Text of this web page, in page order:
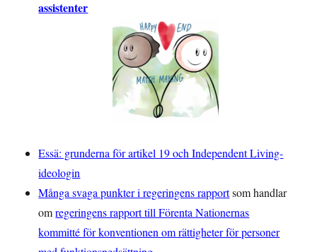
assistenter
Essä: grunderna för artikel 19 och Independent Living-
ideologin
Många svaga punkter i regeringens rapportsom handlar
omregeringens rapport till Förenta Nationernas
kommitté för konventionen om rättigheter för personer